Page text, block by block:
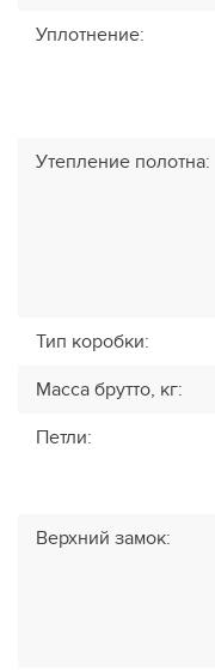
Уплотнение:
Утепление полотна:
Тип коробки:
Масса брутто, кг:
Петли:
Верхний замок: